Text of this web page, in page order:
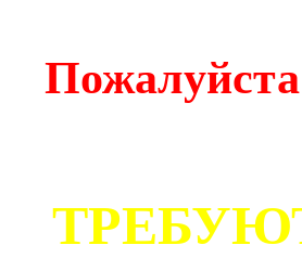
Пожалуйста